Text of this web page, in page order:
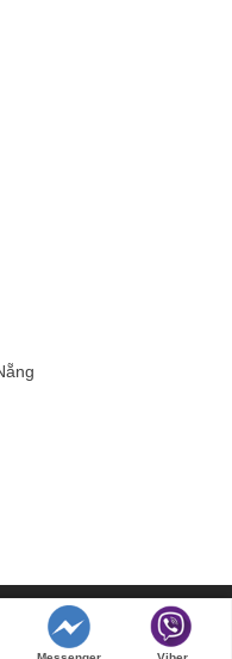
Huy Cận, Hòa cường bắc,